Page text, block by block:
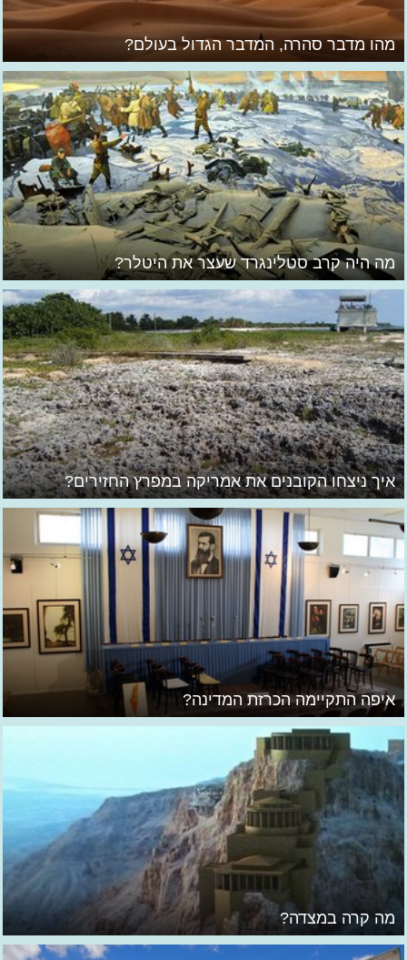
מהו מדבר סהרה, המדבר הגדול בעולם?
מה היה קרב סטלינגרד שעצר את היטלר?
איך ניצחו הקובנים את אמריקה במפרץ החזירים?
איפה התקיימה הכרזת המדינה?
מה קרה במצדה?